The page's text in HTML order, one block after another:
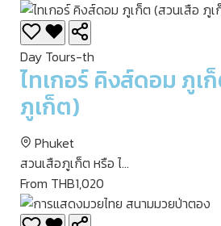
Day Tours-th
ไทเกอร์ คิงส์ดอม ภูเ
ภูเก็ต)
Phuket
สวนเสือภูเก็ต หรือ ไ...
From THB1,020